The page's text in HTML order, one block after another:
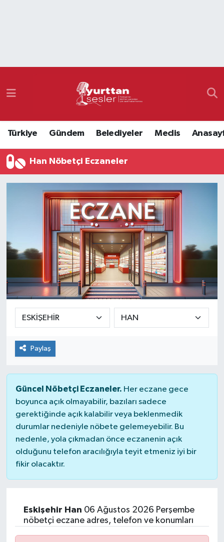
Türkiye Gündem Belediyeler Meclis
Han Nöbetçi Eczaneler
Paylaş
Güncel Nöbetçi Eczaneler. Her eczane gece
boyunca açık olmayabilir, bazıları sadece
gerektiğinde açık kalabilir veya beklenmedik
durumlar nedeniyle nöbete gelemeyebilir. Bu
nedenle, yola çıkmadan önce eczanenin açık
olduğunu telefon aracılığıyla teyit etmeniz iyi bir
fikir olacaktır.
Eskişehir Han 06 Ağustos 2026 Perşembe
nöbetçi eczane adres, telefon ve konumları
Namaz Vakitleri
Süper Lig Puan Durumu ve Fikstür
Tüm Manşetler
Son Dakika Haberleri
Haber Arşivi